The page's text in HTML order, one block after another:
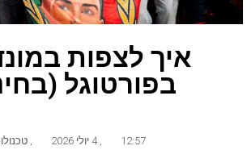
איך לצפות
בפורטוגל
12:57 4 יולי 2026